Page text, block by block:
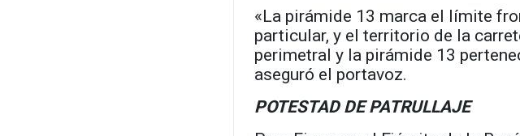
«La pirámide 13 marca el límite
particular, y el territorio de la
perimetral y la pirámide 13
aseguró el portavoz.
POTESTAD DE PATRULLAJE